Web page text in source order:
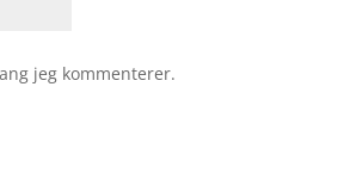
jeg kommenterer.